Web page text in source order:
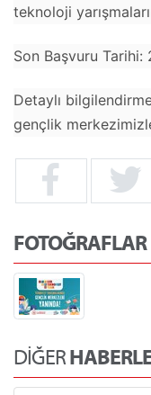
teknoloji
Son Başvuru
Detaylı
gençlik
FOTOĞRAFLAR
DİĞER